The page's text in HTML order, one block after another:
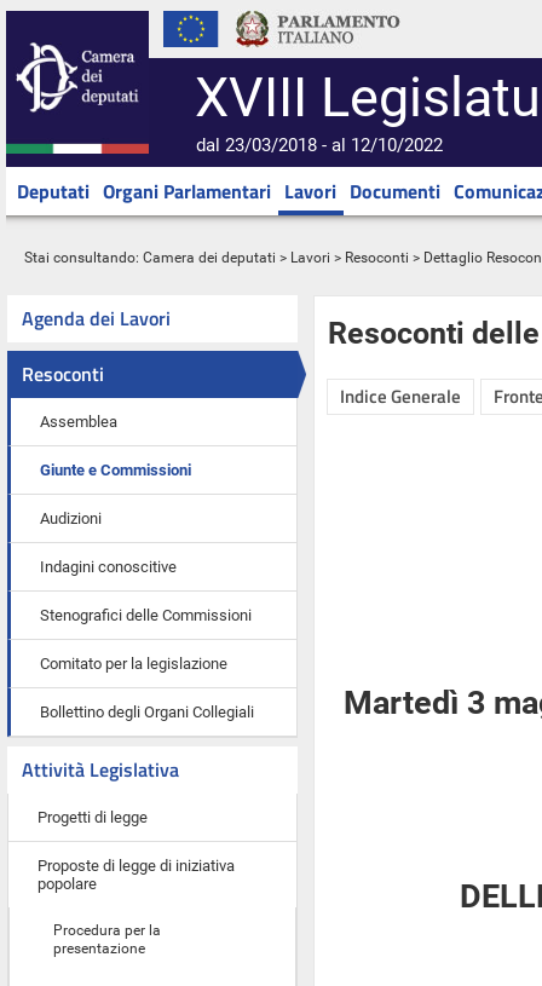
XVIII
dal 23/03/2018 - al 12/10/2022
Deputati Organi Parlamentari Lavori Documenti
Stai consultando: Camera dei deputati > Lavori > Resoconti > Dettaglio
Agenda dei Lavori
Resoconti
Assemblea
Giunte e Commissioni
Audizioni
Indagini conoscitive
Stenografici delle Commissioni
Comitato per la legislazione
Bollettino degli Organi Collegiali
Attività Legislativa
Progetti di legge
Proposte di legge di iniziativa
popolare
Procedura per la
presentazione
Resoconti
Indice Generale
Martedì 3